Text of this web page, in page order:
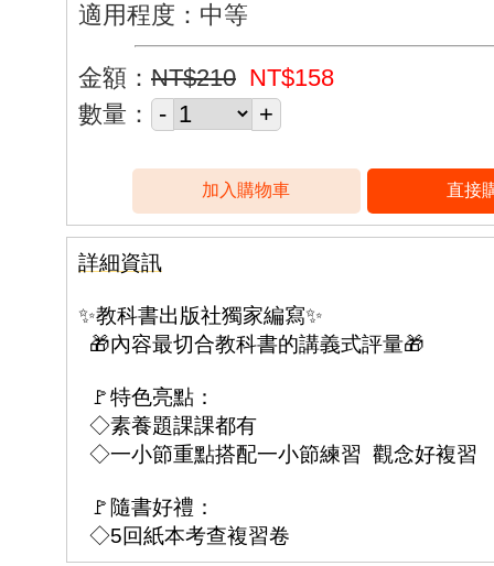
適用程度：中等
金額： NT$210 NT$158
數量：
詳細資訊
✨教科書出版社獨家編寫✨
🎁內容最切合教科書的講義式評量🎁
🚩特色亮點：
◇素養題課課都有
◇一小節重點搭配一小節練習 觀念好複習
🚩隨書好禮：
◇5回紙本考查複習卷